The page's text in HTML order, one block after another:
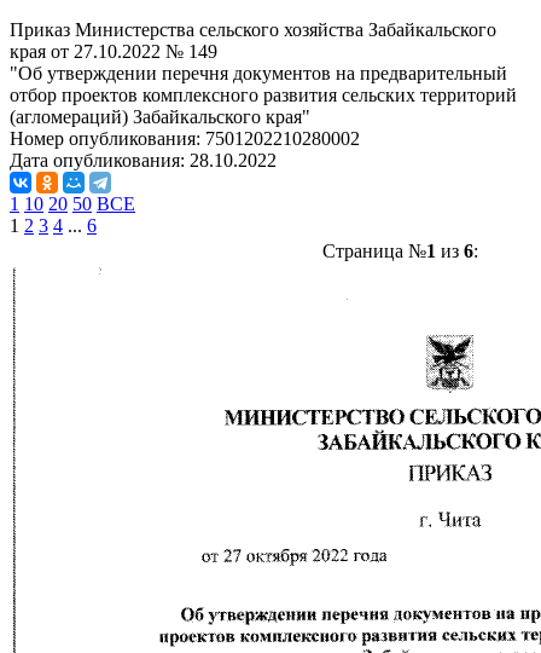
Приказ Министерства сельского хозяйства Забайкальского
края от 27.10.2022 № 149
"Об утверждении перечня документов на предварительный
отбор проектов комплексного развития сельских территорий
(агломераций) Забайкальского края"
Номер опубликования: 7501202210280002
Дата опубликования: 28.10.2022
1 10 20 50 ВСЕ
1 2 3 4 ... 6
Страница №1 из 6: